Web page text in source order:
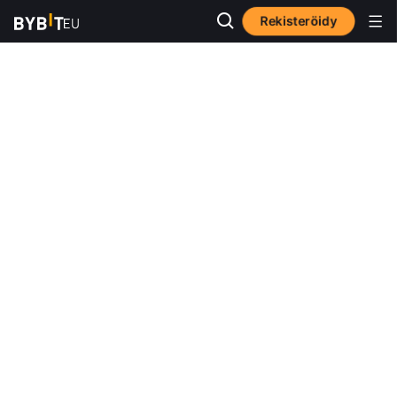
Rekisteröidy